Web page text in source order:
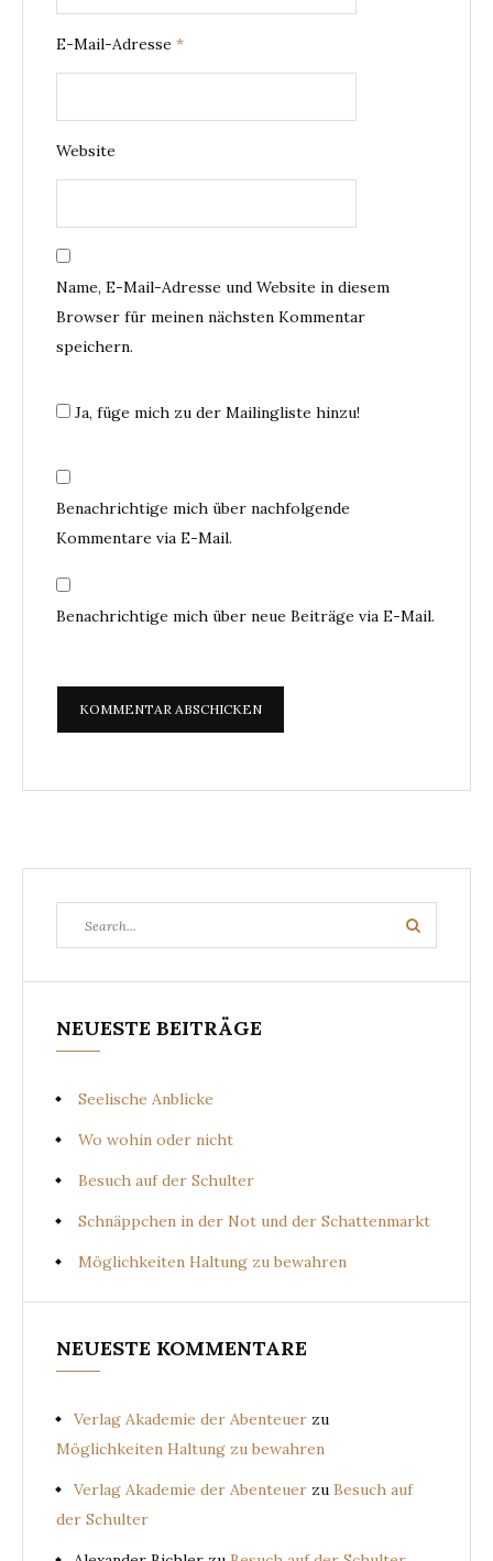
E-Mail-Adresse *
Website
Name, E-Mail-Adresse und Website in diesem
Browser für meinen nächsten Kommentar
speichern.
Ja, füge mich zu der Mailingliste hinzu!
Benachrichtige mich über nachfolgende
Kommentare via E-Mail.
Benachrichtige mich über neue Beiträge via E-Mail.
for:
Search
NEUESTE BEITRÄGE
Seelische Anblicke
Wo wohin oder nicht
Besuch auf der Schulter
Schnäppchen in der Not und der Schattenmarkt
Möglichkeiten Haltung zu bewahren
NEUESTE KOMMENTARE
Verlag Akademie der Abenteuer zu
Möglichkeiten Haltung zu bewahren
Verlag Akademie der Abenteuer zu Besuch auf
der Schulter